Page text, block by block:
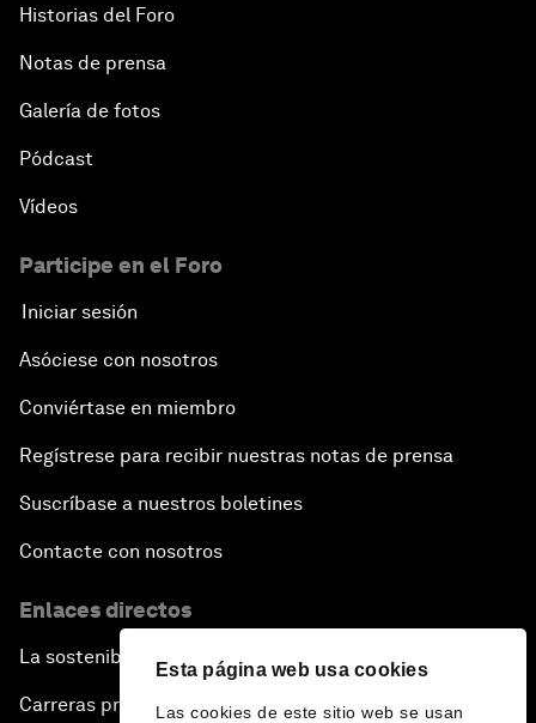
Esta página web usa cookies
Las cookies de este sitio web se usan
Historias del Foro
Notas de prensa
Galería de fotos
Pódcast
Vídeos
Participe en el Foro
Iniciar sesión
Asóciese con nosotros
Conviértase en miembro
Regístrese para recibir nuestras notas de prensa
Suscríbase a nuestros boletines
Contacte con nosotros
Enlaces directos
La sostenibilidad en el Foro
Carreras profesionales